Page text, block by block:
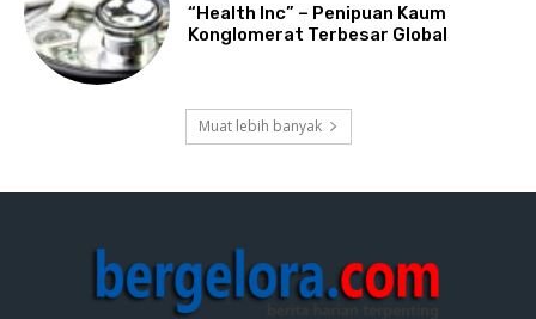
“Health Inc” – Penipuan Kaum
Konglomerat Terbesar Global
Muat lebih banyak